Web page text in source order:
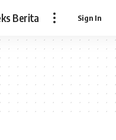
Berita Sign In